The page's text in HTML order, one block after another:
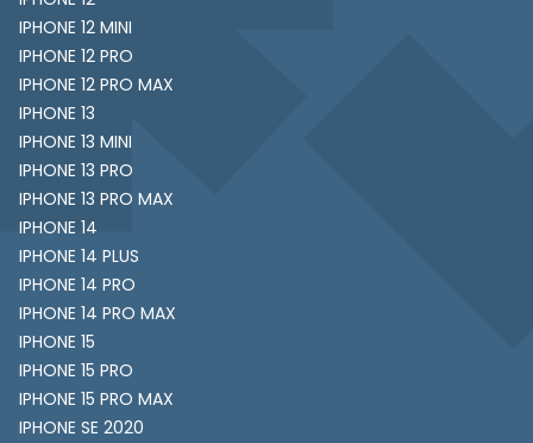
IPHONE 12 MINI
IPHONE 12 PRO
IPHONE 12 PRO MAX
IPHONE 13
IPHONE 13 MINI
IPHONE 13 PRO
IPHONE 13 PRO MAX
IPHONE 14
IPHONE 14 PLUS
IPHONE 14 PRO
IPHONE 14 PRO MAX
IPHONE 15
IPHONE 15 PRO
IPHONE 15 PRO MAX
IPHONE SE 2020